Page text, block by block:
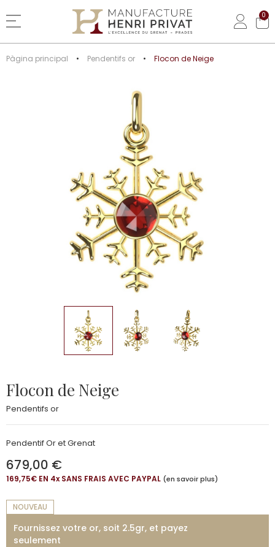
Basculer la navigation
0
Pàgina principal Pendentifs or Flocon de Neige
Flocon de Neige
Pendentifs or
Pendentif Or et Grenat
679,00 €
169,75€ EN 4xSANS FRAIS AVEC PAYPAL (en savoir plus)
NOUVEAU
Fournissez votre or, soit 2.5gr, et payez
seulement